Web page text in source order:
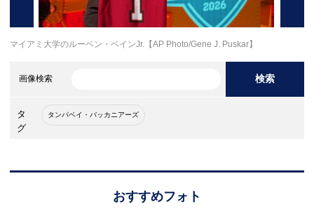
マイアミ大学のルーベン・ベインJr.【AP Photo/Gene J. Puskar】
画像検索 検索
タ
グ
タンパベイ・バッカニアーズ
おすすめフォト